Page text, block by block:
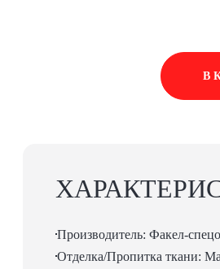
В
Производитель: Факел-
Отделка/Пропитка ткани: